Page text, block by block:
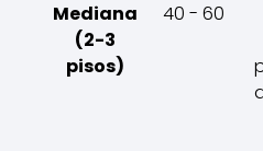
Mediana
(2-3
pisos)
40 - 60